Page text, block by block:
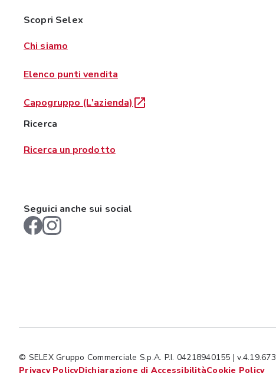
Scopri Selex
Chi siamo
Elenco punti vendita
Capogruppo (L'azienda)
Ricerca
Ricerca un prodotto
Seguici anche sui social
© SELEX Gruppo Commerciale S.p.A. P.I. 04218940155 | v.4.19.673
Privacy PolicyDichiarazione di AccessibilitàCookie Policy